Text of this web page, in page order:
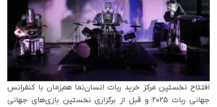
افتتاح نخستین مرکز خرید ربات انسان‌نما هم‌زمان با کنفرانس
جهانی ربات ۲۰۲۵ و قبل از برگزاری نخستین بازی‌های جهانی